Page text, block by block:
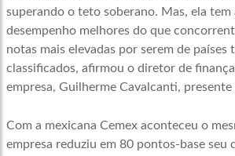
superando o teto soberano. Mas, ela tem
desempenho melhores do que
notas mais elevadas por serem de países
classificados, afirmou o diretor de
empresa, Guilherme Cavalcanti, presente
Com a mexicana Cemex aconteceu o
empresa reduziu em 80 pontos-base seu